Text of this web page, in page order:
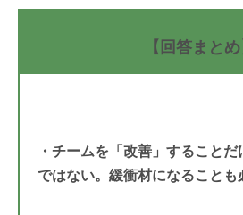
【回答まとめ
・チームを「改善」すること
ではない。緩衝材になることも